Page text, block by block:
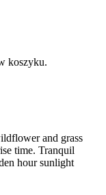
koszyku.
and grass
time. Tranquil
hour sunlight